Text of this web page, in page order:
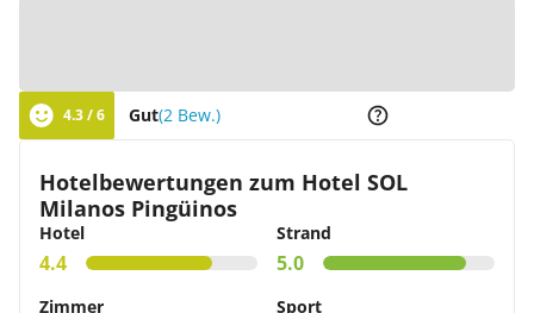
4.3 / 6 Gut(2 Bew.)
Hotelbewertungen zum Hotel SOL
Milanos Pingüinos
Hotel
4.4
Strand
5.0
Zimmer Sport